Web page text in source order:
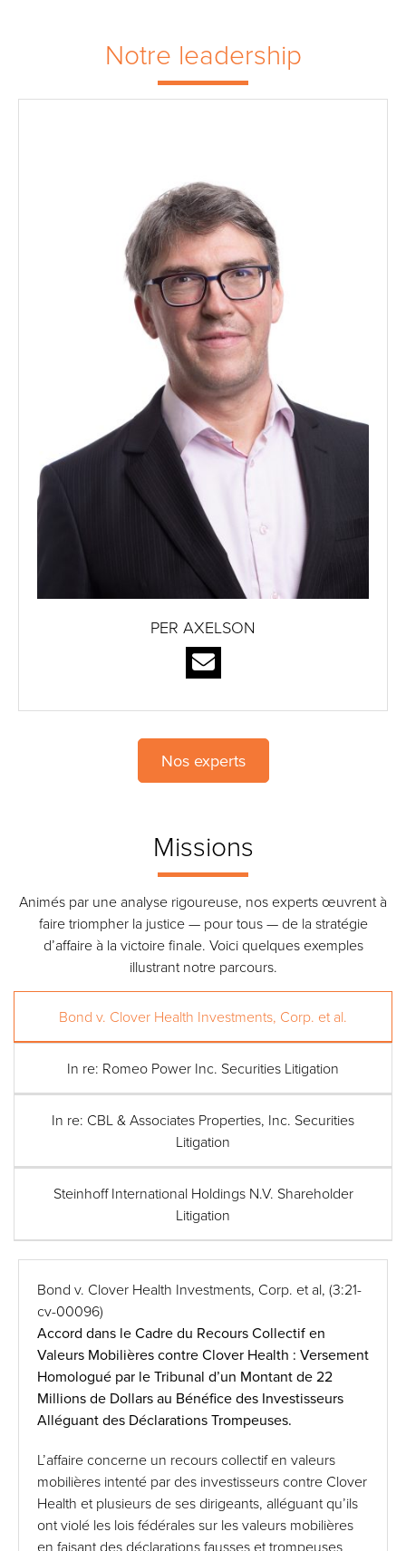
Notre leadership
PER AXELSON
Nos experts
Missions
Animés par une analyse rigoureuse, nos experts œuvrent à
faire triompher la justice — pour tous — de la stratégie
d’affaire à la victoire finale. Voici quelques exemples
illustrant notre parcours.
Bond v. Clover Health Investments, Corp. et al.
In re: Romeo Power Inc. Securities Litigation
In re: CBL & Associates Properties, Inc. Securities
Litigation
Steinhoff International Holdings N.V. Shareholder
Litigation
Bond v. Clover Health Investments, Corp. et al, (3:21-
cv-00096)
Accord dans le Cadre du Recours Collectif en
Valeurs Mobilières contre Clover Health : Versement
Homologué par le Tribunal d’un Montant de 22
Millions de Dollars au Bénéfice des Investisseurs
Alléguant des Déclarations Trompeuses.
L’affaire concerne un recours collectif en valeurs
mobilières intenté par des investisseurs contre Clover
Health et plusieurs de ses dirigeants, alléguant qu’ils
ont violé les lois fédérales sur les valeurs mobilières
en faisant des déclarations fausses et trompeuses